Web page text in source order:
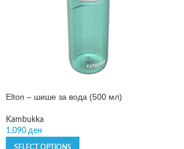
Elton – шише за вода (500 мл)
Kambukka
1.090 ден
SELECT OPTIONS